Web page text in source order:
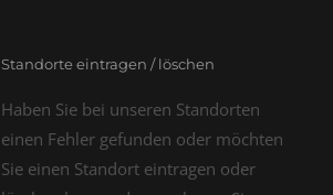
Standorte eintragen / löschen
Haben Sie bei unseren Standorten
einen Fehler gefunden oder möchten
Sie einen Standort eintragen oder